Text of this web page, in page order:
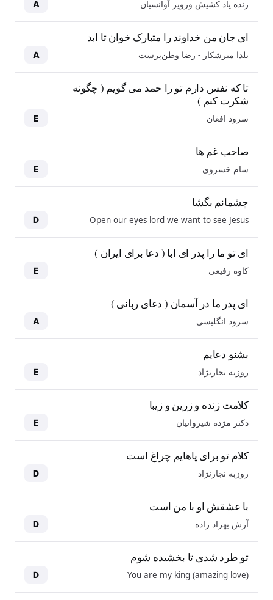
زنده یاد کشیش ورویر آوانسیان A
ای جان من خداوند را متبارک خوان تا ابد
یلدا میرشکار - رضا وطن‌پرست A
تا که نفس دارم تو را حمد می گویم ( چگونه
شکرت کنم )
سرود افغان E
صاحب غم ها
سام خسروی E
چشمانم بگشا
Open our eyes lord we want to see Jesus
D
ای تو ما را پدر ای ابا ( دعا برای ایران )
کاوه رفیعی E
ای پدر ما در آسمان ( دعای ربانی )
سرود انگلیسی A
بشنو دعایم
روزبه نجارنژاد E
کلامت زنده و زرین و زیبا
دکتر مژده شیروانیان E
کلام تو برای پاهایم چراغ است
روزبه نجارنژاد D
با عشقش او با من است
آرش بهزاد زاده D
تو طرد شدی تا بخشیده شوم
You are my king (amazing love)
D